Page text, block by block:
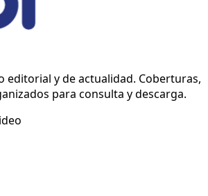
editorial y de actualidad. Coberturas,
para consulta y descarga.